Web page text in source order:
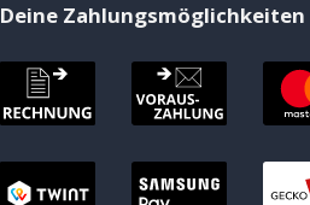
Deine Zahlungsmöglichkeiten